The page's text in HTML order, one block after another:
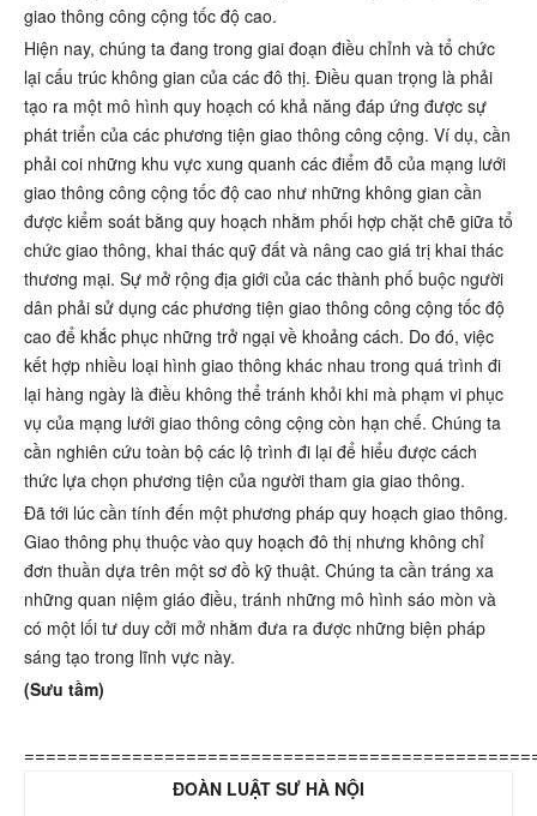
giao thông công cộng tốc độ cao.
Hiện nay, chúng ta đang trong giai đoạn điều chỉnh và tổ chức
lại cấu trúc không gian của các đô thị. Điều quan trọng là phải
tạo ra một mô hình quy hoạch có khả năng đáp ứng được sự
phát triển của các phương tiện giao thông công cộng. Ví dụ, cần
phải coi những khu vực xung quanh các điểm đỗ của mạng lưới
giao thông công cộng tốc độ cao như những không gian cần
được kiểm soát bằng quy hoạch nhằm phối hợp chặt chẽ giữa tổ
chức giao thông, khai thác quỹ đất và nâng cao giá trị khai thác
thương mại. Sự mở rộng địa giới của các thành phố buộc người
dân phải sử dụng các phương tiện giao thông công cộng tốc độ
cao để khắc phục những trở ngại về khoảng cách. Do đó, việc
kết hợp nhiều loại hình giao thông khác nhau trong quá trình đi
lại hàng ngày là điều không thể tránh khỏi khi mà phạm vi phục
vụ của mạng lưới giao thông công cộng còn hạn chế. Chúng ta
cần nghiên cứu toàn bộ các lộ trình đi lại để hiểu được cách
thức lựa chọn phương tiện của người tham gia giao thông.
Đã tới lúc cần tính đến một phương pháp quy hoạch giao thông.
Giao thông phụ thuộc vào quy hoạch đô thị nhưng không chỉ
đơn thuần dựa trên một sơ đồ kỹ thuật. Chúng ta cần tráng xa
những quan niệm giáo điều, tránh những mô hình sáo mòn và
có một lối tư duy cởi mở nhằm đưa ra được những biện pháp
sáng tạo trong lĩnh vực này.
(Sưu tầm)
ĐOÀN LUẬT SƯ HÀ NỘI